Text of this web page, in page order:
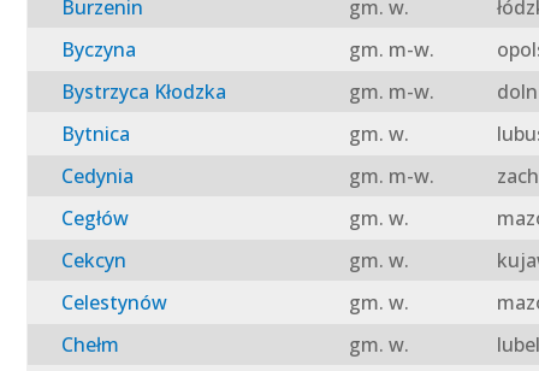
Burzenin
gm. w.
Byczyna
gm. m-w.
Bystrzyca Kłodzka
gm. m-w.
Bytnica
gm. w.
Cedynia
gm. m-w.
Cegłów
gm. w.
Cekcyn
gm. w.
Celestynów
gm. w.
Chełm
gm. w.